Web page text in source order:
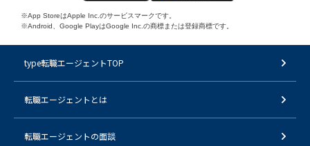
※App StoreはApple Inc.のサービスマークです。
※Android、Google PlayはGoogle Inc.の商標または登録商標です。
type転職エージェントTOP
転職エージェントとは
転職エージェントの面談